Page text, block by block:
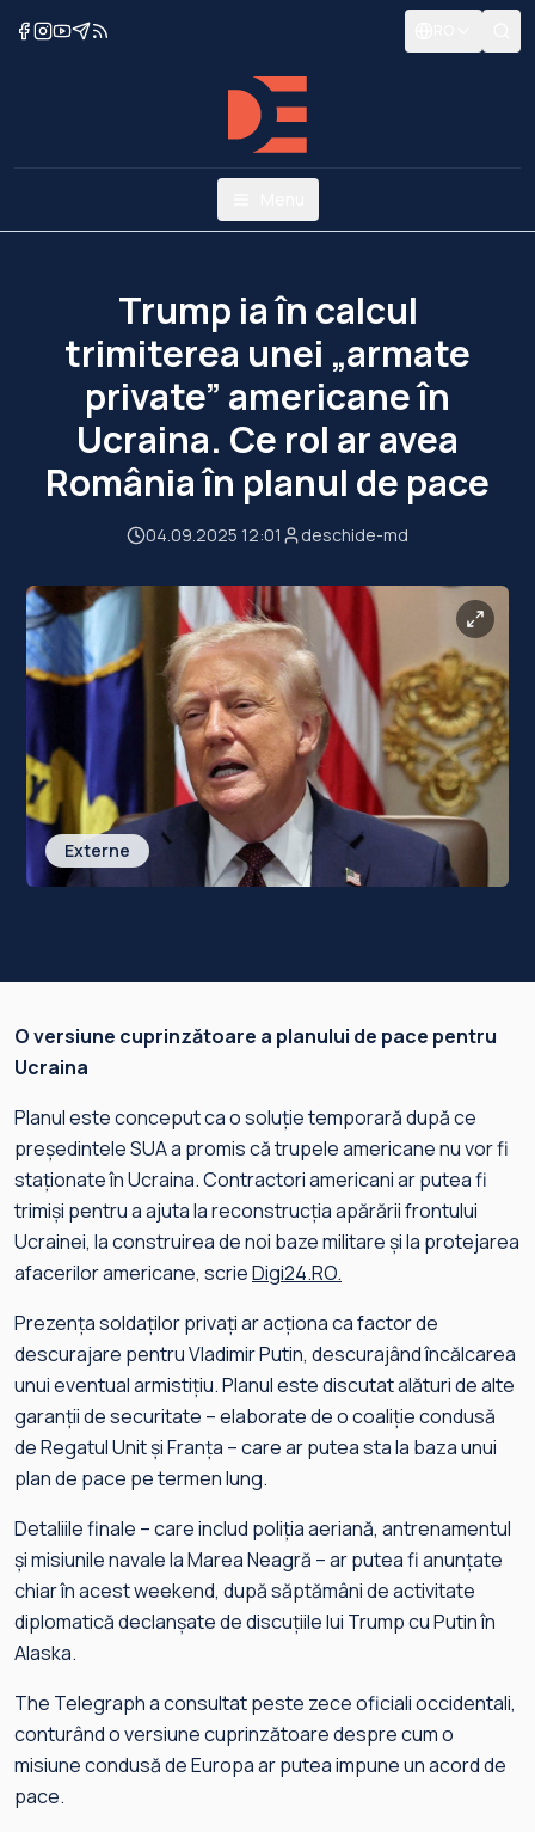
Trump ia în calcul
trimiterea unei „armate
private” americane în
Ucraina. Ce rol ar avea
România în planul de pace
04.09.2025 12:01 deschide-md
Externe
O versiune cuprinzătoare a planului de pace pentru
Ucraina
Planul este conceput ca o soluție temporară după ce
președintele SUA a promis că trupele americane nu vor fi
staționate în Ucraina. Contractori americani ar putea fi
trimiși pentru a ajuta la reconstrucția apărării frontului
Ucrainei, la construirea de noi baze militare și la protejarea
afacerilor americane, scrieDigi24.RO.
Prezența soldaților privați ar acționa ca factor de
descurajare pentru Vladimir Putin, descurajând încălcarea
unui eventual armistițiu. Planul este discutat alături de alte
garanții de securitate – elaborate de o coaliție condusă
de Regatul Unit și Franța – care ar putea sta la baza unui
plan de pace pe termen lung.
Detaliile finale – care includ poliția aeriană, antrenamentul
și misiunile navale la Marea Neagră – ar putea fi anunțate
chiar în acest weekend, după săptămâni de activitate
diplomatică declanșate de discuțiile lui Trump cu Putin în
Alaska.
The Telegraph a consultat peste zece oficiali occidentali,
conturând o versiune cuprinzătoare despre cum o
misiune condusă de Europa ar putea impune un acord de
pace.